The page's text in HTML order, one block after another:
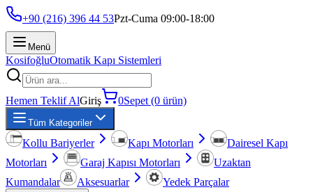
+90 (216) 396 44 53Pzt-Cuma 09:00-18:00
Menü
KosifoğluOtomatik Kapı Sistemleri
Hemen Teklif AlGiriş 0Sepet (0 ürün)
Tüm Kategoriler
Kollu Bariyerler Kapı Motorları
Dairesel Kapı
Motorları
Garaj Kapısı Motorları
Uzaktan
Kumandalar
Aksesuarlar Yedek Parçalar